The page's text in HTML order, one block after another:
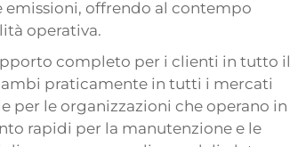
offrendo al contempo
operativa.
completo per i clienti in tutto il
praticamente in tutti i mercati
per le organizzazioni che operano in
rapidi per la manutenzione e le